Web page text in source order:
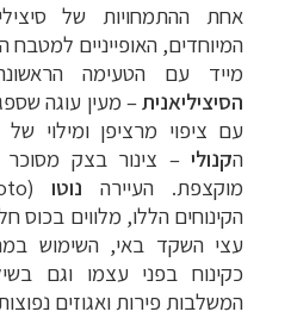
אחת ההתמחויות של
המיוחדים, האופייניים למטבח
מייד עם הטעימה
הסיציליאנית– מעין עוגה
עם ציפוי מרציפן ומילוי
הקנולי – צינור בצק מסוכר
מוקצפת. העיירה נוטו(
הקינוחים הללו, מלווים בכוס
עצי השקד באי, השימוש
כקינוח בפני עצמו וגם
המשלבות פירות ואגוזים